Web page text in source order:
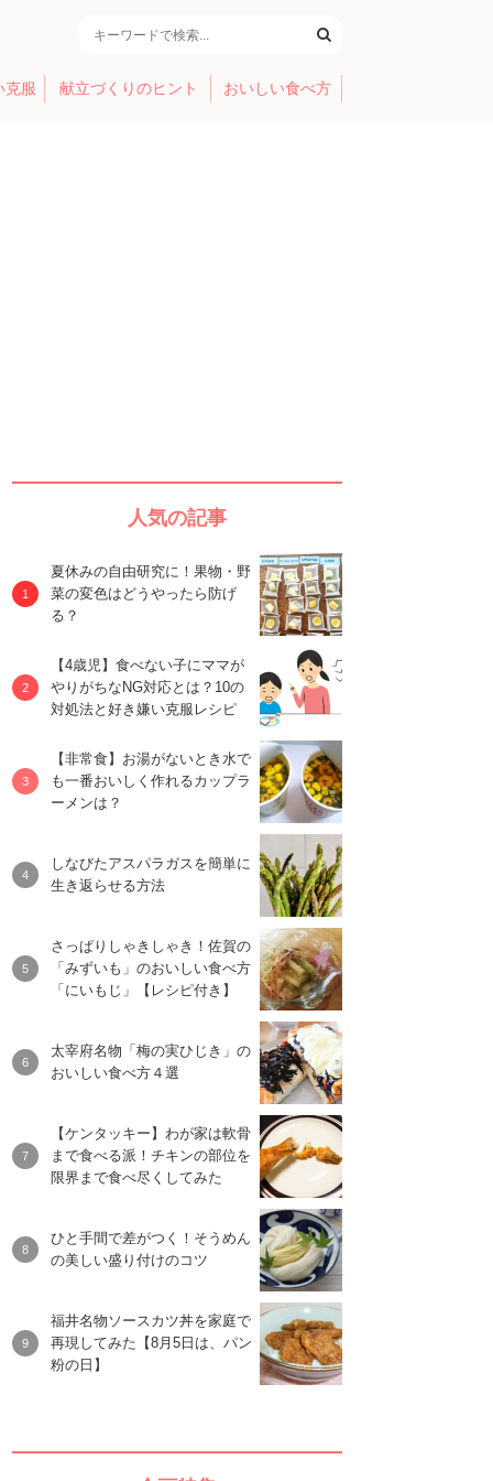
克服 献立づくりのヒント おいしい食べ方
人気の記事
夏休みの自由研究に！果物・野
菜の変色はどうやったら防げ
る？
【4歳児】食べない子にママが
やりがちなNG対応とは？10の
対処法と好き嫌い克服レシピ
【非常食】お湯がないとき水で
も一番おいしく作れるカップラ
ーメンは？
しなびたアスパラガスを簡単に
生き返らせる方法
さっぱりしゃきしゃき！佐賀の
「みずいも」のおいしい食べ方
「にいもじ」【レシピ付き】
太宰府名物「梅の実ひじき」の
おいしい食べ方４選
【ケンタッキー】わが家は軟骨
まで食べる派！チキンの部位を
限界まで食べ尽くしてみた
ひと手間で差がつく！そうめん
の美しい盛り付けのコツ
福井名物ソースカツ丼を家庭で
再現してみた【8月5日は、パン
粉の日】